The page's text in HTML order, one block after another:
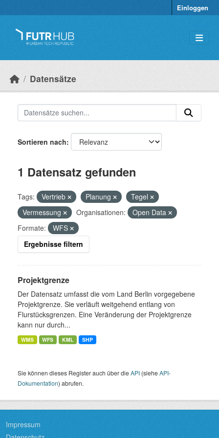
Einloggen
Datensätze
Sortieren nach
1 Datensatz gefunden
Tags: Vertrieb Planung
Tegel
Vermessung
Organisationen:
Open Data
Formate:
WFS
Ergebnisse filtern
Projektgrenze
Der Datensatz umfasst die vom Land Berlin vorgegebene
Projektgrenze. Sie verläuft weitgehend entlang von
Flurstücksgrenzen. Eine Veränderung der Projektgrenze
kann nur durch...
WMS WFS KML SHP
Sie können dieses Register auch über dieAPI (sieheAPI-
Dokumentation) abrufen.
Impressum